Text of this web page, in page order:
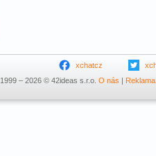
xchatcz
1999 – 2026 © 42ideas s.r.o. O nás | Reklama